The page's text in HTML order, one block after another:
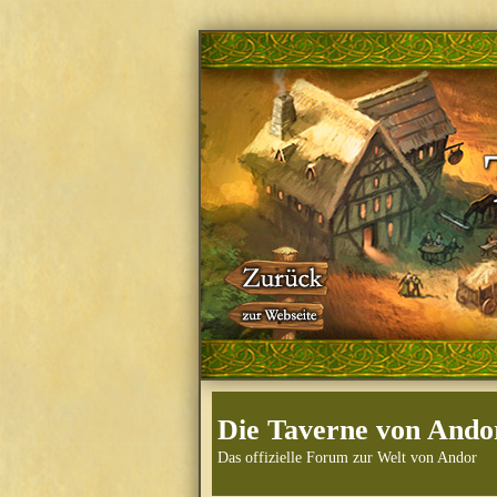
Die Taverne von
Das offizielle Forum zur Welt von Andor